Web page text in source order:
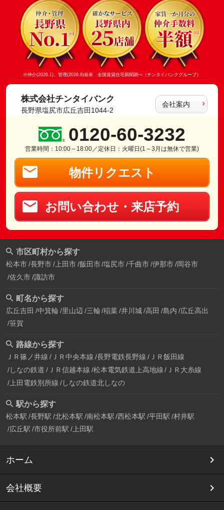
※仲介(2026.1)、管理(2026.8)発表 全国賃貸住宅新聞調べ（チンタイバンクグループ）
株式会社チンタイバンク
長野県塩尻市広丘吉田1044-2
会社案内
0120-60-3232
営業時間：10:00～18:00／定休日：火曜日(1～3月は無休で営業)
物件リクエスト
お問い合わせ・来店予約
市区町村から探す
松本市 長野市 上田市 飯田市 塩尻市 千曲市 伊那市 岡谷市
佐久市 諏訪市
町名から探す
広丘吉田 中箕輪 里山辺 三輪 稲葉 井川城 高田 島内 広丘高出
笹賀
路線から探す
ＪＲ篠ノ井線 ＪＲ中央本線 長野電鉄長野線 ＪＲ飯田線
しなの鉄道 ＪＲ信越本線 松本電気鉄道上高地線
ＪＲ大糸線
上田電鉄別所線 しなの鉄道北しなの
駅から探す
松本駅 長野駅 北松本駅 南松本駅 西松本駅 平田駅 村井駅
広丘駅 市役所前駅 上田駅
ホーム
会社概要